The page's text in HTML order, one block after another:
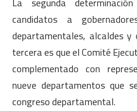
candidatos a
departamentales, alcaldes y
tercera es que el Comité
complementado con
nueve departamentos que
congreso departamental.